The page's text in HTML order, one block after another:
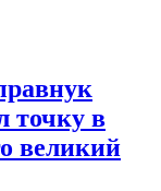
точку в
великий